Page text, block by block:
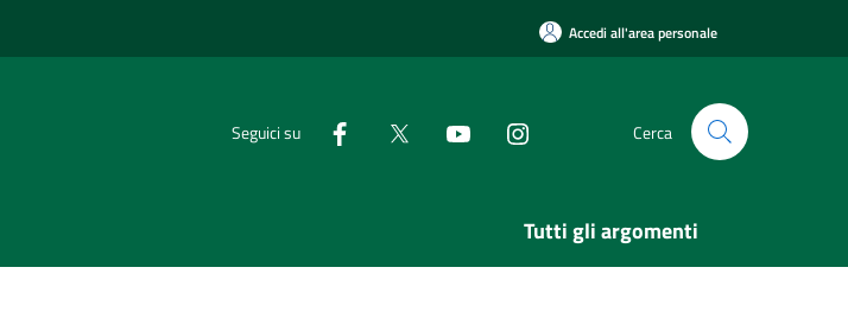
Accedi all'area personale
Seguici su Cerca
Tutti gli argomenti